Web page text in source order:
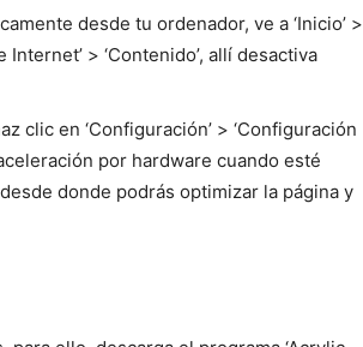
desde tu ordenador, ve a ‘Inicio’ >
Internet’ > ‘Contenido’, allí desactiva
clic en ‘Configuración’ > ‘Configuración
por hardware cuando esté
donde podrás optimizar la página y